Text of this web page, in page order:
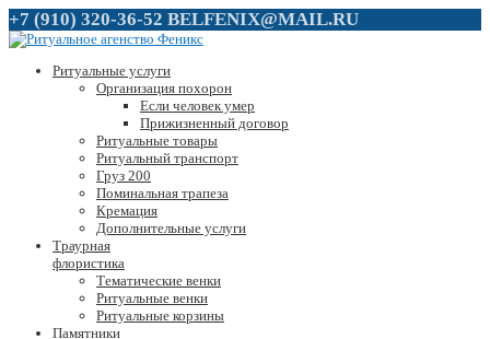
+7 (910) 320-36-52 BELFENIX@MAIL.RU
Ритуальные услуги
Организация похорон
Если человек умер
Прижизненный договор
Ритуальные товары
Ритуальный транспорт
Груз 200
Поминальная трапеза
Кремация
Дополнительные услуги
Траурная
флористика
Тематические венки
Ритуальные венки
Ритуальные корзины
Памятники